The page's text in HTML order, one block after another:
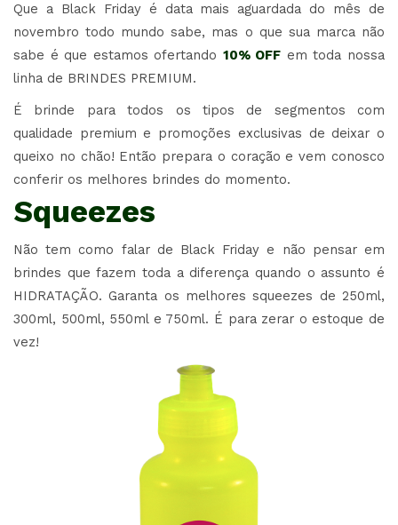
Que a Black Friday é data mais aguardada do mês de
novembro todo mundo sabe, mas o que sua marca não
sabe é que estamos ofertando 10% OFF em toda nossa
linha de BRINDES PREMIUM.
É brinde para todos os tipos de segmentos com
qualidade premium e promoções exclusivas de deixar o
queixo no chão! Então prepara o coração e vem conosco
conferir os melhores brindes do momento.
Squeezes
Não tem como falar de Black Friday e não pensar em
brindes que fazem toda a diferença quando o assunto é
HIDRATAÇÃO. Garanta os melhores squeezes de 250ml,
300ml, 500ml, 550ml e 750ml. É para zerar o estoque de
vez!